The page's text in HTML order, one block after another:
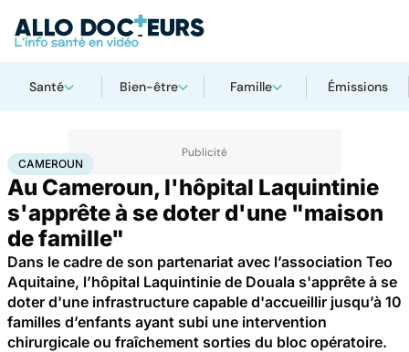
Santé Bien-être Famille Émissions
AccueilSanté Société
CAMEROUN
Au Cameroun, l'hôpital Laquintinie
s'apprête à se doter d'une "maison
de famille"
Dans le cadre de son partenariat avec l’association Teo
Aquitaine, l’hôpital Laquintinie de Douala s'apprête à se
doter d'une infrastructure capable d'accueillir jusqu’à 10
familles d’enfants ayant subi une intervention
chirurgicale ou fraîchement sorties du bloc opératoire.